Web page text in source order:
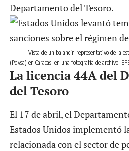
Departamento del Tesoro.
Vista de un balancín representativo de la
(Pdvsa) en Caracas, en una fotografía de archivo.
La licencia 44A del
del Tesoro
El 17 de abril, el
Estados Unidos implementó
relacionada con el sector de